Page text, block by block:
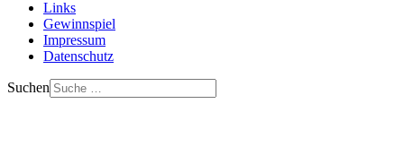
Links
Gewinnspiel
Impressum
Datenschutz
Suchen